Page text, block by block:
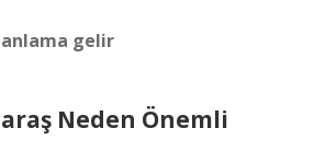
gelir
Neden Önemli